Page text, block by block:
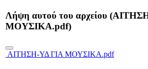
Λήψη αυτού του αρχείου
ΜΟΥΣΙΚΑ.pdf)
ΑΙΤΗΣΗ-ΥΔ ΓΙΑ ΜΟΥΣΙΚΑ.pdf